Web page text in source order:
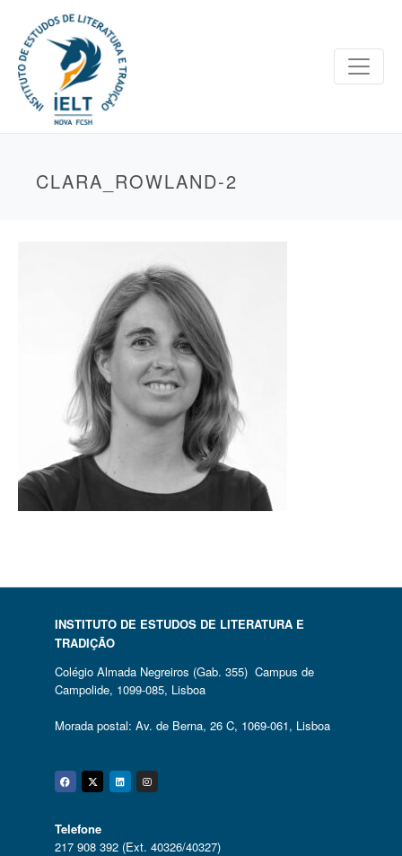
CLARA_ROWLAND-2
INSTITUTO DE ESTUDOS DE LITERATURA E
TRADIÇÃO
Colégio Almada Negreiros (Gab. 355) Campus de
Campolide, 1099-085, Lisboa
Morada postal: Av. de Berna, 26 C, 1069-061, Lisboa
Facebook
Twitter
Linkedin
Instagram
Telefone
217 908 392 (Ext. 40326/40327)